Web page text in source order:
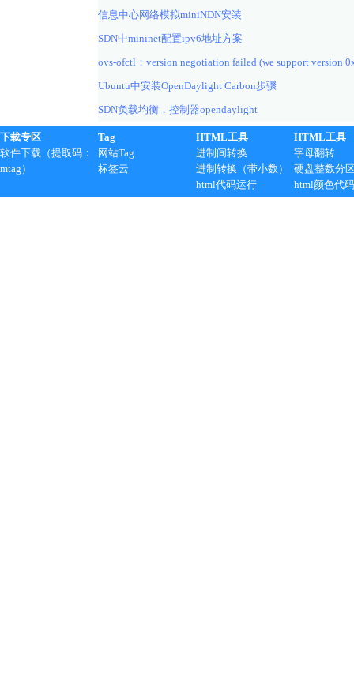
信息中心网络模拟miniNDN安装
SDN中mininet配置ipv6地址方案
ovs-ofctl：version negotiation failed (we support version
Ubuntu中安装OpenDaylight Carbon步骤
SDN负载均衡，控制器opendaylight
下载专区
软件下载（提取码：
mtag）
Tag
网站Tag
标签云
HTML工具
进制间转换
进制转换（带小数）
html代码运行
HTML工具
字母翻转
硬盘整数分
html颜色代码